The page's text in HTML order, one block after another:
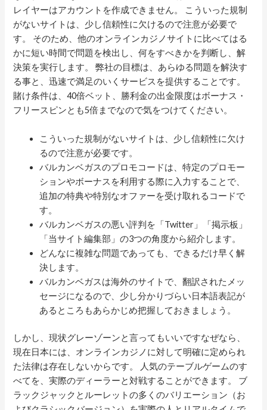
レイヤーはアカウントを作成できません。 こういった規制
がないサイトは、少し信頼性に欠けるので注意が必要で
す。 そのため、他のオンラインカジノサイトに比べてはる
かに短い時間で問題を検出し、何をすべきかを判断し、解
決策を実行します。 弊社の目標は、あらゆる問題を解決す
る事と、迅速で満足のいくサービスを提供することです。
賭け条件は、40倍ベット、勝利金の出金限度はボーナス・
フリースピンとも5倍までなので気をつけてください。
こういった規制がないサイトは、少し信頼性に欠け
るので注意が必要です。
バルカンベガスのプロモコードは、特定のプロモー
ションやボーナスを利用する際に入力することで、
追加の特典や特別なオファーを受け取れるコードで
す。
バルカンベガスの悪い評判を「Twitter」「掲示板」
「当サイト編集部」の3つの角度から紹介します。
どんなに複雑な問題であっても、できるだけ早く解
決します。
バルカンベガスは海外のサイトで、翻訳されたメッ
セージになるので、少し分かりづらい日本語表記が
あるところもあらかじめ把握しておきましょう。
しかし、現状グレーゾーンと言ってもいいですなぜなら、
現在日本には、オンラインカジノに対して明確に定められ
た法律は存在しないからです。 人気のテーブルゲームのす
べてを、実際のディーラーと対戦することができます。 ブ
ラックジャックとルーレットの多くのバリエーション（お